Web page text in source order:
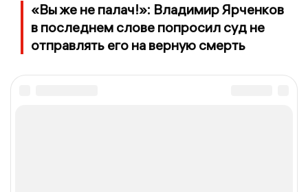
«Вы же не палач!»: Владимир Ярченков
в последнем слове попросил суд не
отправлять его на верную смерть